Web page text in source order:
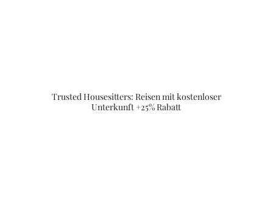
Trusted Housesitters: Reisen mit kostenloser
Unterkunft +25% Rabatt